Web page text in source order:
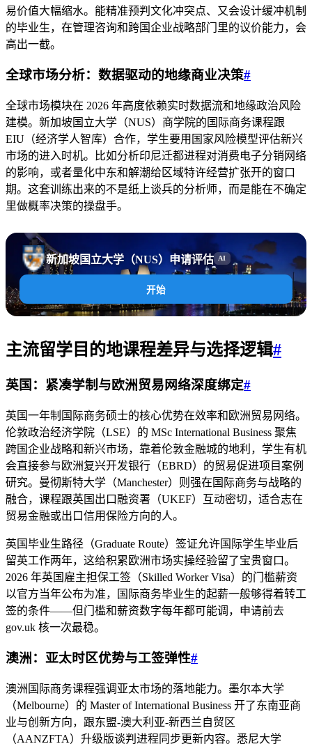
易价值大幅缩水。能精准预判文化冲突点、又会设计缓冲机制
的毕业生，在管理咨询和跨国企业战略部门里的议价能力，会
高出一截。
全球市场分析：数据驱动的地缘商业决策#
全球市场模块在 2026 年高度依赖实时数据流和地缘政治风险
建模。新加坡国立大学（NUS）商学院的国际商务课程跟
EIU（经济学人智库）合作，学生要用国家风险模型评估新兴
市场的进入时机。比如分析印尼迁都进程对消费电子分销网络
的影响，或者量化中东和解潮给区域特许经营扩张开的窗口
期。这套训练出来的不是纸上谈兵的分析师，而是能在不确定
里做概率决策的操盘手。
新加坡国立大学（NUS）申请评估 AI
开始
主流留学目的地课程差异与选择逻辑#
英国：紧凑学制与欧洲贸易网络深度绑定#
英国一年制国际商务硕士的核心优势在效率和欧洲贸易网络。
伦敦政治经济学院（LSE）的 MSc International Business 聚焦
跨国企业战略和新兴市场，靠着伦敦金融城的地利，学生有机
会直接参与欧洲复兴开发银行（EBRD）的贸易促进项目案例
研究。曼彻斯特大学（Manchester）则强在国际商务与战略的
融合，课程跟英国出口融资署（UKEF）互动密切，适合志在
贸易金融或出口信用保险方向的人。
英国毕业生路径（Graduate Route）签证允许国际学生毕业后
留英工作两年，这给积累欧洲市场实操经验留了宝贵窗口。
2026 年英国雇主担保工签（Skilled Worker Visa）的门槛薪资
以官方当年公布为准，国际商务毕业生的起薪一般够得着转工
签的条件——但门槛和薪资数字每年都可能调，申请前去
gov.uk 核一次最稳。
澳洲：亚太时区优势与工签弹性#
澳洲国际商务课程强调亚太市场的落地能力。墨尔本大学
（Melbourne）的 Master of International Business 开了东南亚商
业与创新方向，跟东盟-澳大利亚-新西兰自贸区
（AANZFTA）升级版谈判进程同步更新内容。悉尼大学